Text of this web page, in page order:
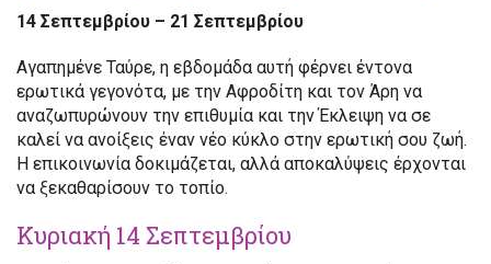
14 Σεπτεμβρίου – 21 Σεπτεμβρίου
Αγαπημένε Ταύρε, η εβδομάδα αυτή φέρνει έντονα
ερωτικά γεγονότα, με την Αφροδίτη και τον Άρη να
αναζωπυρώνουν την επιθυμία και την Έκλειψη να σε
καλεί να ανοίξεις έναν νέο κύκλο στην ερωτική σου ζωή.
Η επικοινωνία δοκιμάζεται, αλλά αποκαλύψεις έρχονται
να ξεκαθαρίσουν το τοπίο.
Κυριακή 14 Σεπτεμβρίου